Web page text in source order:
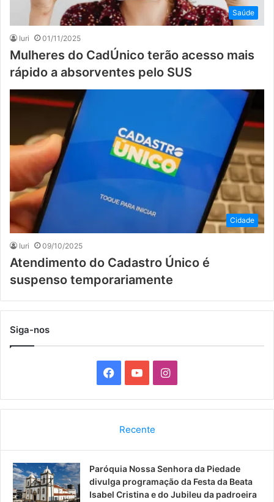
Saúde
Iuri 01/11/2025
Mulheres do CadÚnico terão acesso mais
rápido a absorventes pelo SUS
Cidade
Iuri 09/10/2025
Atendimento do Cadastro Único é
suspenso temporariamente
Siga-nos
a
b
o
o
u
b
I
n
a
g
Recente
Paróquia Nossa Senhora da Piedade
divulga programação da Festa da Beata
Isabel Cristina e do Jubileu da padroeira